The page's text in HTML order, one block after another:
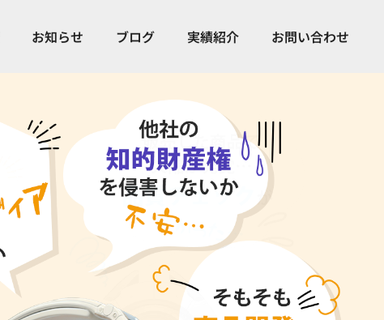
お知らせ ブログ 実績紹介 お問い合わせ